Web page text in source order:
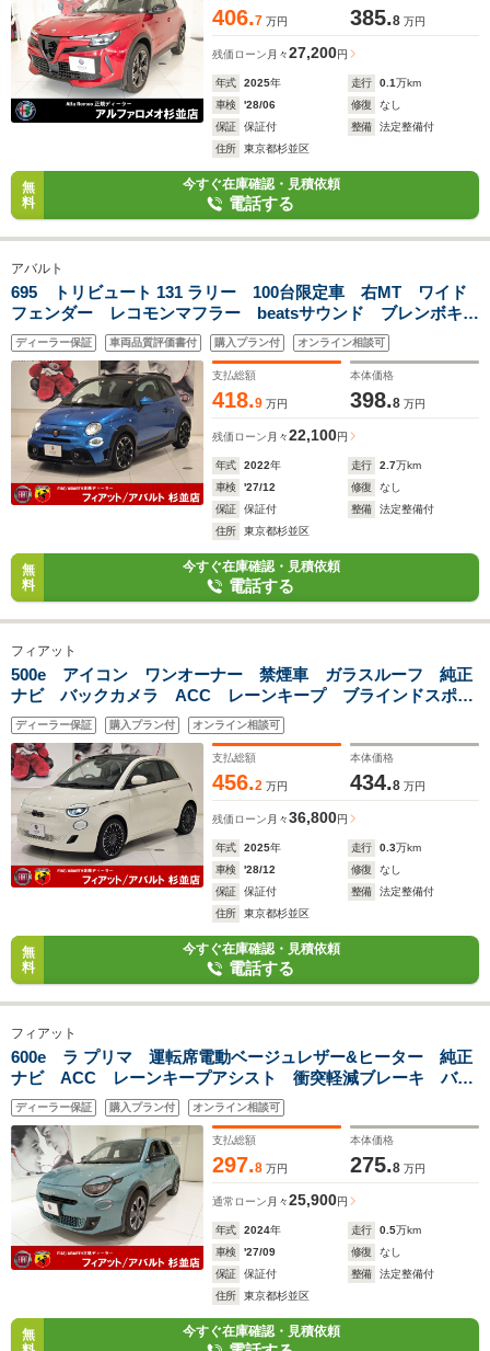
406.7 万円 385.8 万円
残価ローン 月々27,200円
年式 2025年 走行 0.1万km
車検
'28/06 修復
なし
保証
保証付 整備
法定整備付
住所
東京都杉並区
無
料
今すぐ在庫確認・見積依頼
電話する
アバルト
695 トリビュート 131 ラリー 100台限定車 右MT ワイド
フェンダー レコモンマフラー beatsサウンド ブレンボキャ
リパー サベルト製限定車専用バケットシート キセノン
Carplay リアパークセンサー 純正17インチアルミ
ディーラー保証 車両品質評価書付 購入プラン付 オンライン相談可
支払総額
418.9 万円
本体価格
398.8 万円
残価ローン 月々22,100円
年式 2022年 走行 2.7万km
車検
'27/12 修復
なし
保証
保証付 整備
法定整備付
住所
東京都杉並区
無
料
今すぐ在庫確認・見積依頼
電話する
フィアット
500e アイコン ワンオーナー 禁煙車 ガラスルーフ 純正
ナビ バックカメラ ACC レーンキープ ブラインドスポッ
ト ガラスルーフ ETC2.0 carplay リアパークセンサ
ー 純正アルミ
ディーラー保証 購入プラン付 オンライン相談可
支払総額
456.2 万円
本体価格
434.8 万円
残価ローン 月々36,800円
年式 2025年 走行 0.3万km
車検
'28/12 修復
なし
保証
保証付 整備
法定整備付
住所
東京都杉並区
無
料
今すぐ在庫確認・見積依頼
電話する
フィアット
600e ラ プリマ 運転席電動ベージュレザー&ヒーター 純正
ナビ ACC レーンキープアシスト 衝突軽減ブレーキ バッ
クカメラ LEDヘッドライト 純正18インチアルミ 充電航続
距離493Km(カタログ値)
ディーラー保証 購入プラン付 オンライン相談可
支払総額
297.8 万円
本体価格
275.8 万円
通常ローン 月々25,900円
年式 2024年 走行 0.5万km
車検
'27/09 修復
なし
保証
保証付 整備
法定整備付
住所
東京都杉並区
無
今すぐ在庫確認・見積依頼